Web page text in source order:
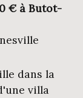
€ à Butot-
dans la
villa